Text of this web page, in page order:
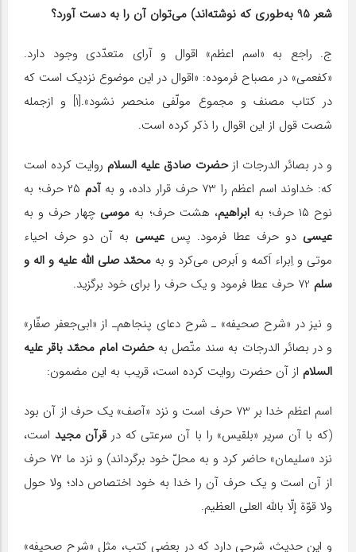
شعر 95 به‌طورى که نوشته‌اند) مى‌توان آن را به دست آورد؟
ج. راجع به «اسم اعظم» اقوال و آراى متعدّدى وجود دارد.
«کفعمى» در مصباح فرموده: «اقوال در این موضوع نزدیک است که
در کتاب مصنف و مجموع مولّفى منحصر نشود».[1] و ازجمله
شصت قول از این اقوال را ذکر کرده است.
و در بصائر الدرجات ازحضرت صادق علیه السلامروایت کرده است
که: خداوند اسم اعظم را 73 حرف قرار داده، و به
آدم
۲۵ حرف؛ به
نوح ۱۵ حرف؛ به
ابراهیم، هشت حرف؛ به موسى چهار حرف و به
عیسى دو حرف عطا فرمود. پس عیسى به آن دو حرف احیاء
موتى و اِبراء اَکمه و اَبرص مى‌کرد و به محمّد صلی الله علیه و اله و
سلم
و نیز در «شرح صحیفه» ـ ‌شرح دعای پنجاهم‌ـ از «ابى‌جعفر صفّار»
و در بصائر الدرجات به سند متّصل بهحضرت امام محمّد باقر علیه
السلام از آن حضرت روایت کرده است، قریب به این مضمون:
اسم اعظم خدا بر 73 حرف است و نزد «آصف» یک حرف از آن بود
(که با آن سریر «بلقیس» را با آن سرعتى که در قرآن مجید است،
نزد «سلیمان» حاضر کرد و به محلّ خود برگرداند‌) و نزد ما ۷۲ حرف
از آن است و یک حرف آن را خدا به خود اختصاص داد؛ ولا حول
ولا قوّة إلّا بالله العلی العظیم.
و این حدیث، شرحى دارد که در بعضى کتب، مثل «شرح صحیفه»